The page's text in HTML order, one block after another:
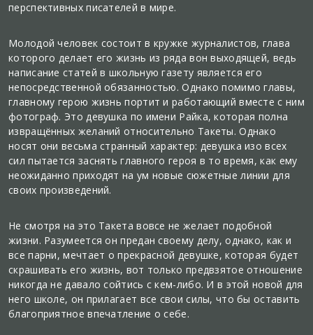
перспективных писателей в мире.
Молодой человек состоит в кружке журналистов, глава
которого делает его жизнь из ряда вон выходящей, ведь
написание статей в школьную газету является его
непосредственной обязанностью. Однако помимо главы,
главному герою жизнь портит и работающий вместе с ним
фотограф. Это девушка по имени Райка, которая полна
извращённых желаний относительно Такеты. Однако
носят они весьма странный характер: девушка изо всех
сил пытается заснять главного героя в то время, как ему
неожиданно приходят на ум новые сюжетные линии для
своих произведений.
Не смотря на это Такета вовсе не желает подобной
жизни. Разумеется он предан своему делу, однако, как и
все парни, мечтает о прекрасной девушке, которая будет
скрашивать его жизнь, вот только предвзятое отношение
никогда не давало сойтись с кем-либо. И в этой новой для
него школе, он прилагает все свои силы, что бы оставить
благоприятное впечатление о себе.